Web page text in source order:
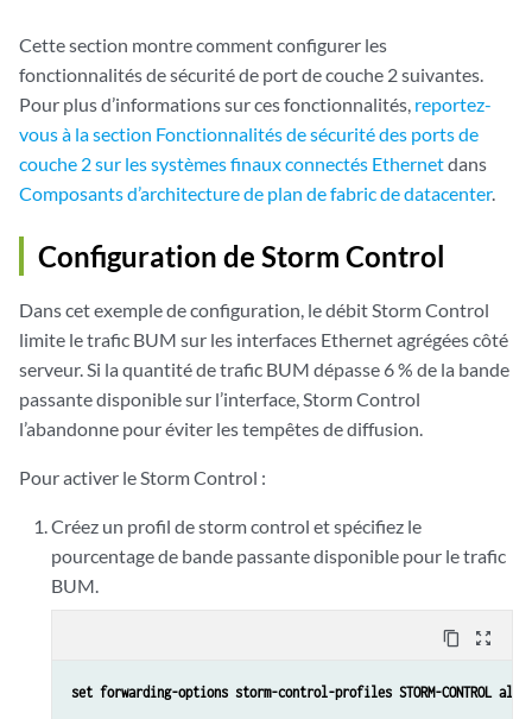
Cette section montre comment configurer les
fonctionnalités de sécurité de port de couche 2 suivantes.
Pour plus d’informations sur ces fonctionnalités, reportez-
vous à la section Fonctionnalités de sécurité des ports de
couche 2 sur les systèmes finaux connectés Ethernetdans
Composants d’architecture de plan de fabric de datacenter.
Configuration de Storm Control
Dans cet exemple de configuration, le débit Storm Control
limite le trafic BUM sur les interfaces Ethernet agrégées côté
serveur. Si la quantité de trafic BUM dépasse 6 % de la bande
passante disponible sur l’interface, Storm Control
l’abandonne pour éviter les tempêtes de diffusion.
Pour activer le Storm Control :
Créez un profil de storm control et spécifiez le
pourcentage de bande passante disponible pour le trafic
BUM.
content_copy zoom_out_map
set forwarding-options storm-control-profiles STORM-CONTROL all